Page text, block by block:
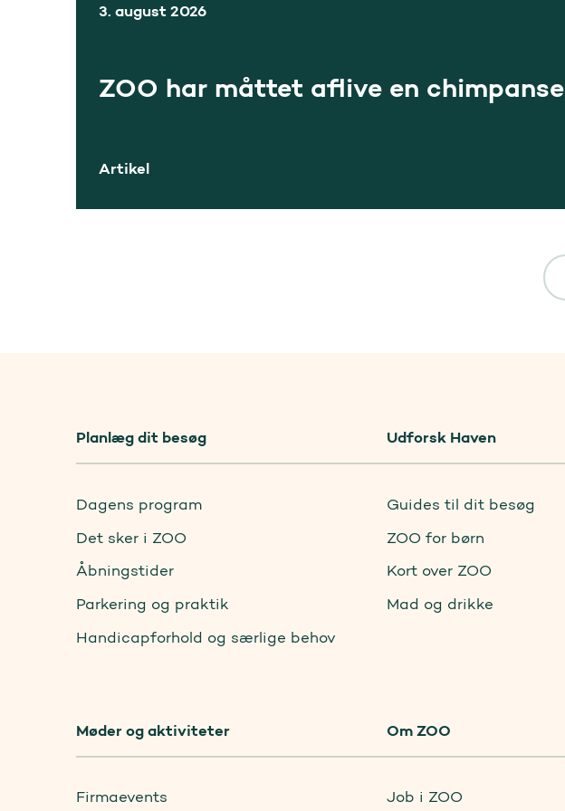
3. august 2026
ZOO har måttet aflive en chimpanse
Artikel
Planlæg dit besøg
Dagens program
Det sker i ZOO
Åbningstider
Parkering og praktik
Handicapforhold og særlige behov
Udforsk Haven
Guides til dit besøg
ZOO for børn
Kort over ZOO
Mad og drikke
Møder og aktiviteter
Firmaevents
Om ZOO
Job i ZOO